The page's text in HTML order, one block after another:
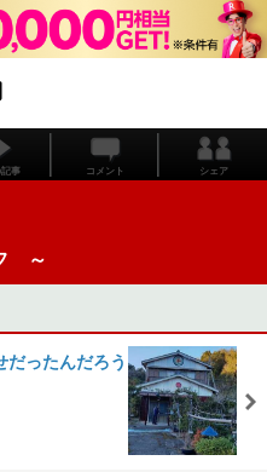
事 コメント シェア
～
ったんだろう